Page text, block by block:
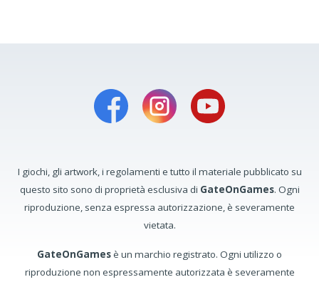
I giochi, gli artwork, i regolamenti e tutto il materiale pubblicato su
questo sito sono di proprietà esclusiva di GateOnGames. Ogni
riproduzione, senza espressa autorizzazione, è severamente
vietata.
GateOnGamesè un marchio registrato. Ogni utilizzo o
riproduzione non espressamente autorizzata è severamente